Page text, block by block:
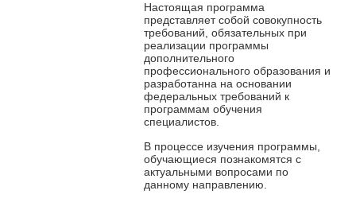
Настоящая программа
представляет собой совокупность
требований, обязательных при
реализации программы
дополнительного
профессионального образования и
разработанна на основании
федеральных требований к
программам обучения
специалистов.
В процессе изучения программы,
обучающиеся познакомятся с
актуальными вопросами по
данному направлению.